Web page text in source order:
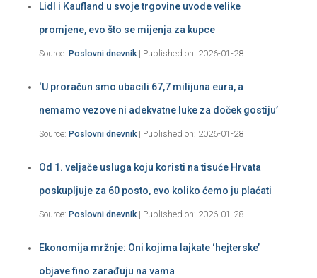
Lidl i Kaufland u svoje trgovine uvode velike
promjene, evo što se mijenja za kupce
Source: Poslovni dnevnik Published on: 2026-01-28
‘U proračun smo ubacili 67,7 milijuna eura, a
nemamo vezove ni adekvatne luke za doček gostiju’
Source: Poslovni dnevnik Published on: 2026-01-28
Od 1. veljače usluga koju koristi na tisuće Hrvata
poskupljuje za 60 posto, evo koliko ćemo ju plaćati
Source: Poslovni dnevnik Published on: 2026-01-28
Ekonomija mržnje: Oni kojima lajkate ‘hejterske’
objave fino zarađuju na vama